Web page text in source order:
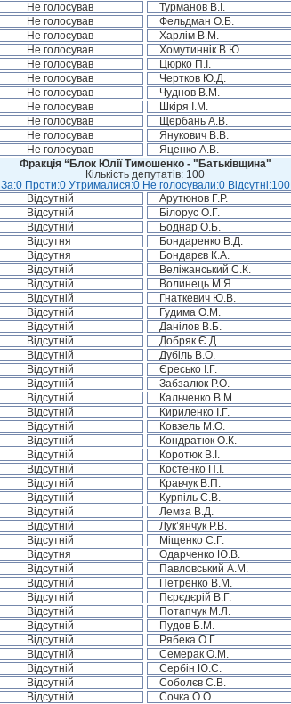
Не голосував Турманов В.І.
Не голосував Фельдман О.Б.
Не голосував Харлім В.М.
Не голосував Хомутиннік В.Ю.
Не голосував Цюрко П.І.
Не голосував Чертков Ю.Д.
Не голосував Чуднов В.М.
Не голосував Шкіря І.М.
Не голосував Щербань А.В.
Не голосував Янукович В.В.
Не голосував Яценко А.В.
Фракція “Блок Юлії Тимошенко - "Батьківщина"
Кількість депутатів: 100
За:0 Проти:0 Утрималися:0 Не голосували:0 Відсутні:100
Відсутній Арутюнов Г.Р.
Відсутній Білорус О.Г.
Відсутній Боднар О.Б.
Відсутня Бондаренко В.Д.
Відсутня Бондарєв К.А.
Відсутній Веліжанський С.К.
Відсутній Волинець М.Я.
Відсутній Гнаткевич Ю.В.
Відсутній Гудима О.М.
Відсутній Данілов В.Б.
Відсутній Добряк Є.Д.
Відсутній Дубіль В.О.
Відсутній Єресько І.Г.
Відсутній Забзалюк Р.О.
Відсутній Кальченко В.М.
Відсутній Кириленко І.Г.
Відсутній Ковзель М.О.
Відсутній Кондратюк О.К.
Відсутній Коротюк В.І.
Відсутній Костенко П.І.
Відсутній Кравчук В.П.
Відсутній Курпіль С.В.
Відсутній Лемза В.Д.
Відсутній Лук’янчук Р.В.
Відсутній Міщенко С.Г.
Відсутня Одарченко Ю.В.
Відсутній Павловський А.М.
Відсутній Петренко В.М.
Відсутній Пєрєдєрій В.Г.
Відсутній Потапчук М.Л.
Відсутній Пудов Б.М.
Відсутній Рябека О.Г.
Відсутній Семерак О.М.
Відсутній Сербін Ю.С.
Відсутній Соболєв С.В.
Відсутній Сочка О.О.